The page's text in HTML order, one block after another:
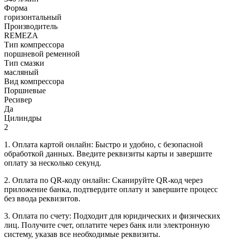
Форма
горизонтальный
Производитель
REMEZA
Тип компрессора
поршневой ременной
Тип смазки
масляный
Вид компрессора
Поршневые
Ресивер
Да
Цилиндры
2
1. Оплата картой онлайн: Быстро и удобно, с безопасной
обработкой данных. Введите реквизиты карты и завершите
оплату за несколько секунд.
2. Оплата по QR-коду онлайн: Сканируйте QR-код через
приложение банка, подтвердите оплату и завершите процесс
без ввода реквизитов.
3. Оплата по счету: Подходит для юридических и физических
лиц. Получите счет, оплатите через банк или электронную
систему, указав все необходимые реквизиты.